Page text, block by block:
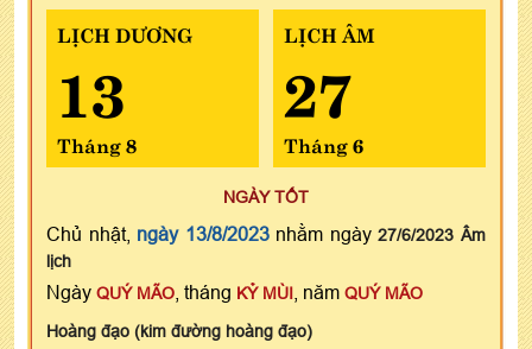
LỊCH DƯƠNG
13
Tháng 8
LỊCH ÂM
27
Tháng 6
NGÀY TỐT
Chủ nhật, ngày 13/8/2023nhằm ngày27/6/2023 Âm
lịch
Ngày QUÝ MÃO , tháng KỶ MÙI , năm QUÝ MÃO
Hoàng đạo (kim đường hoàng đạo)